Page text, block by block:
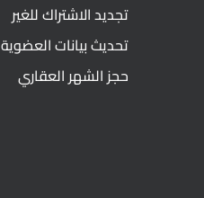
تجديد الاشتراك للغير
تحديث بيانات العضوية
حجز الشهر العقاري